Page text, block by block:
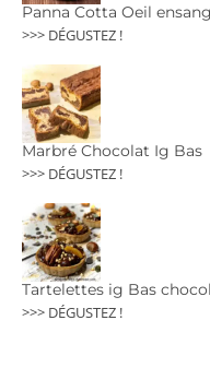
Panna Cotta Oeil
>>> DÉGUSTEZ !
Marbré Chocolat Ig Bas
>>> DÉGUSTEZ !
Tartelettes ig Bas
>>> DÉGUSTEZ !